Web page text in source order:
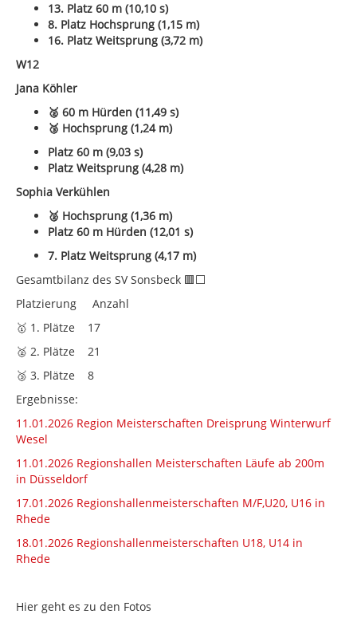
13. Platz 60 m (10,10 s)
8. Platz Hochsprung (1,15 m)
16. Platz Weitsprung (3,72 m)
W12
Jana Köhler
🥈 60 m Hürden (11,49 s)
🥉 Hochsprung (1,24 m)
Platz 60 m (9,03 s)
Platz Weitsprung (4,28 m)
Sophia Verkühlen
🥈 Hochsprung (1,36 m)
Platz 60 m Hürden (12,01 s)
7. Platz Weitsprung (4,17 m)
Gesamtbilanz des SV Sonsbeck 🟥⬜
Platzierung Anzahl
🥇 1. Plätze 17
🥈 2. Plätze 21
🥉 3. Plätze 8
Ergebnisse:
11.01.2026 Region Meisterschaften Dreisprung Winterwurf
Wesel
11.01.2026 Regionshallen Meisterschaften Läufe ab 200m
in Düsseldorf
17.01.2026 Regionshallenmeisterschaften M/F,U20, U16 in
Rhede
18.01.2026 Regionshallenmeisterschaften U18, U14 in
Rhede
Hier geht es zu den Fotos